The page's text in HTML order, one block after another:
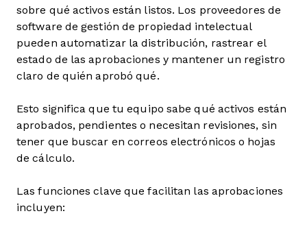
sobre qué activos están listos. Los proveedores de
software de gestión de propiedad intelectual
pueden automatizar la distribución, rastrear el
estado de las aprobaciones y mantener un registro
claro de quién aprobó qué.
Esto significa que tu equipo sabe qué activos están
aprobados, pendientes o necesitan revisiones, sin
tener que buscar en correos electrónicos o hojas
de cálculo.
Las funciones clave que facilitan las aprobaciones
incluyen: